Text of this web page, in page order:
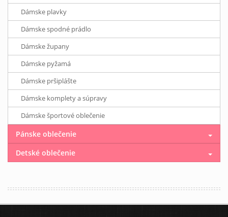
Dámske plavky
Dámske spodné prádlo
Dámske župany
Dámske pyžamá
Dámske pršiplášte
Dámske komplety a súpravy
Dámske športové oblečenie
Pánske oblečenie
Detské oblečenie